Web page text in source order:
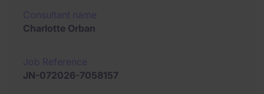
Charlotte Orban
JN-072026-7058157